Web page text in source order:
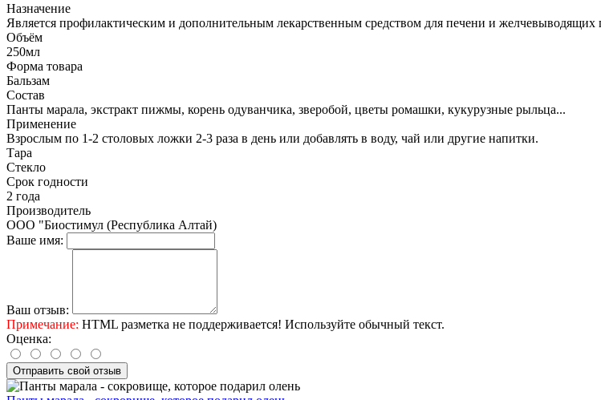
Назначение
Является профилактическим и дополнительным лекарственным средством для печени и желчевыводящих
Объём
250мл
Форма товара
Бальзам
Состав
Панты марала, экстракт пижмы, корень одуванчика, зверобой, цветы ромашки, кукурузные рыльца...
Применение
Взрослым по 1-2 столовых ложки 2-3 раза в день или добавлять в воду, чай или другие напитки.
Тара
Стекло
Срок годности
2 года
Производитель
ООО "Биостимул (Республика Алтай)
Ваше имя:
Ваш отзыв:
Примечание: HTML разметка не поддерживается! Используйте обычный текст.
Оценка:
Отправить свой отзыв